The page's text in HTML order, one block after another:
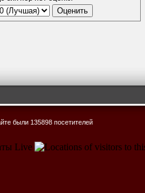
были 135898 посетителей